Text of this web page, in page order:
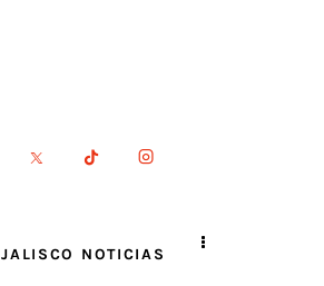
JALISCO NOTICIAS